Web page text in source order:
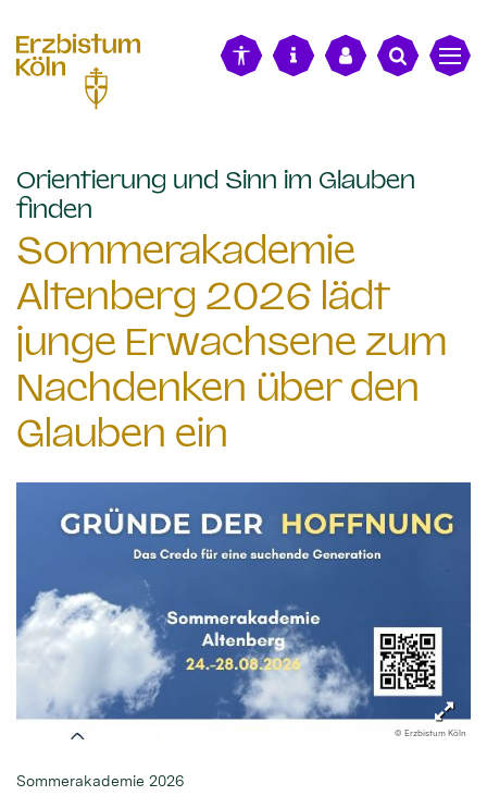
Orientierung und Sinn im Glauben
finden
Sommerakademie
Altenberg 2026 lädt
junge Erwachsene zum
Nachdenken über den
Glauben ein
© Erzbistum Köln
Sommerakademie 2026